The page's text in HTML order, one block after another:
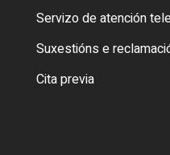
Servizo de atención
Suxestións e
Cita previa